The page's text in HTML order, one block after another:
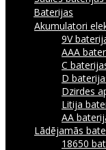
Baterijas
Akumulatori
9V
AAA
C
D
Dzirdes
Litija
AA
Lādējamās
18650